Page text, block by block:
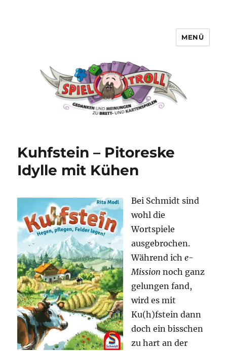
MENÜ
Kuhfstein – Pitoreske
Idylle mit Kühen
Bei Schmidt sind
wohl die
Wortspiele
ausgebrochen.
Während iche-
Mission noch ganz
gelungen fand,
wird es mit
Ku(h)fstein dann
doch ein bisschen
zu hart an der